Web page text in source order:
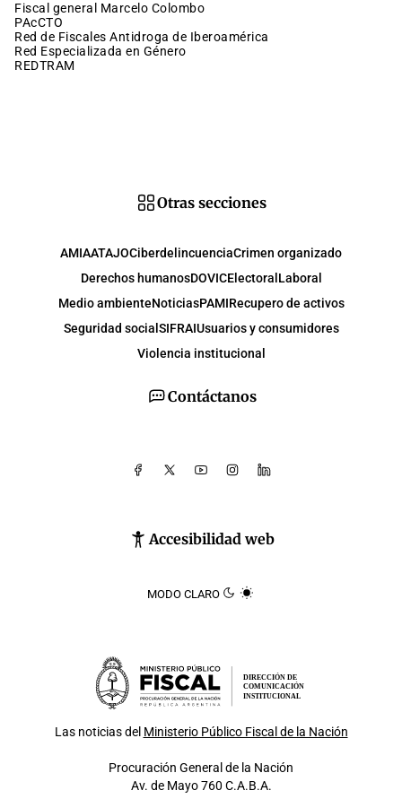
fiscal general Marcelo Colombo
PAcCTO
Red de Fiscales Antidroga de Iberoamérica
Red Especializada en Género
REDTRAM
Contáctanos
Accesibilidad web
MODO CLARO
Otras secciones
AMIAATAJOCiberdelincuenciaCrimen organizado
Derechos humanosDOVICElectoral Laboral
Medio ambienteNoticiasPAMIRecupero de activos
Seguridad social SIFRAIUsuarios y consumidores
Violencia institucional
DIRECCIÓN DE
COMUNICACIÓN
INSTITUCIONAL
Las noticias del Ministerio Público Fiscal de la Nación
Procuración General de la Nación
Av. de Mayo 760 C.A.B.A.